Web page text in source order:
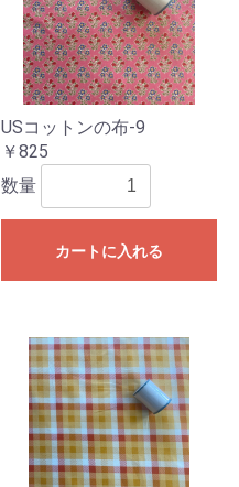
USコットンの布-9
￥825
数量
カートに入れる